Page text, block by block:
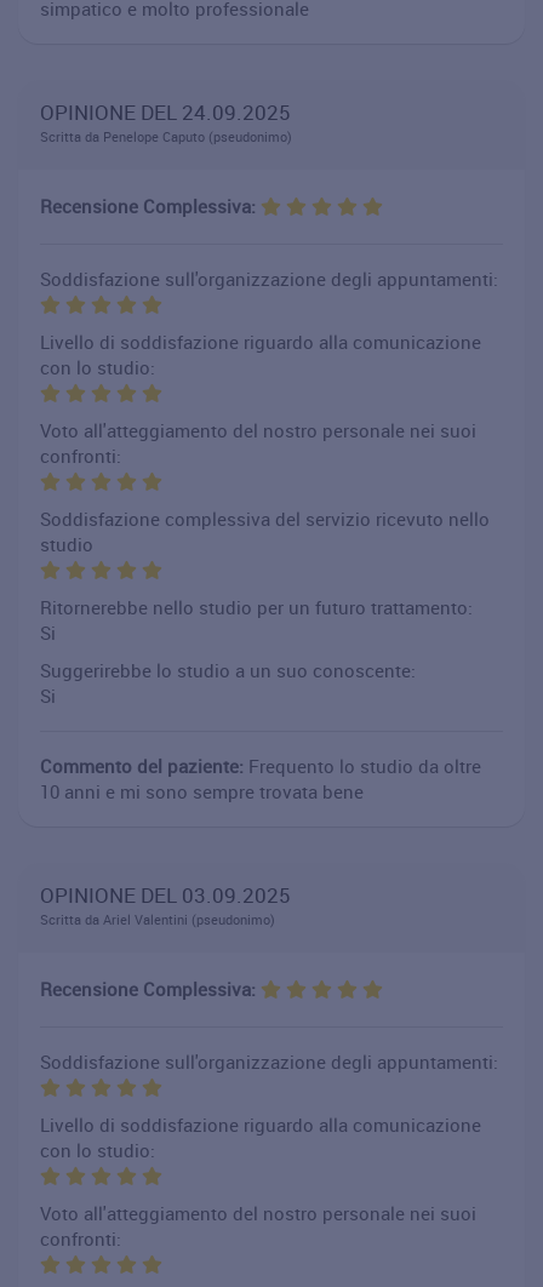
simpatico e molto professionale
OPINIONE DEL 24.09.2025
Scritta da Penelope Caputo (pseudonimo)
Recensione Complessiva:
Soddisfazione sull'organizzazione degli appuntamenti:
Livello di soddisfazione riguardo alla comunicazione
con lo studio:
Voto all'atteggiamento del nostro personale nei suoi
confronti:
Soddisfazione complessiva del servizio ricevuto nello
studio
Ritornerebbe nello studio per un futuro trattamento:
Si
Suggerirebbe lo studio a un suo conoscente:
Si
Commento del paziente: Frequento lo studio da oltre
10 anni e mi sono sempre trovata bene
OPINIONE DEL 03.09.2025
Scritta da Ariel Valentini (pseudonimo)
Recensione Complessiva:
Soddisfazione sull'organizzazione degli appuntamenti:
Livello di soddisfazione riguardo alla comunicazione
con lo studio:
Voto all'atteggiamento del nostro personale nei suoi
confronti: